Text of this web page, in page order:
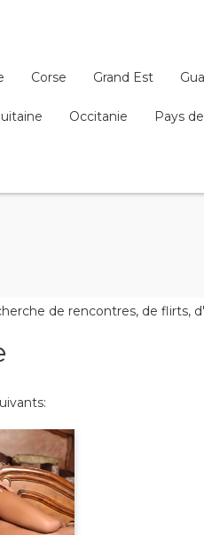
Corse Grand Est
Occitanie Pays
de rencontres, de flirts,